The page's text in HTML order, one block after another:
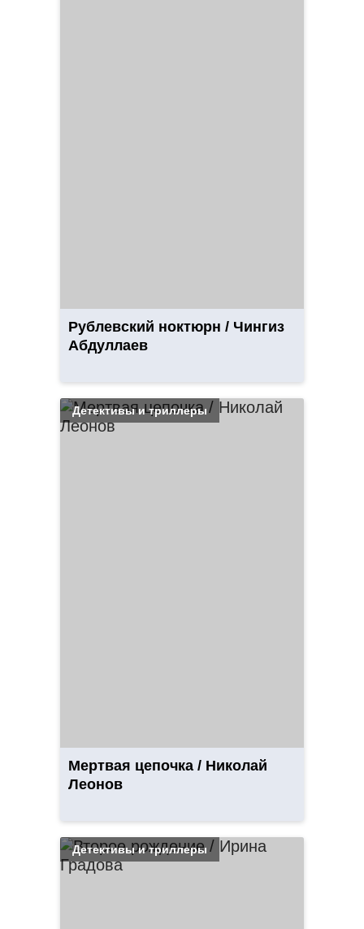
Рублевский ноктюрн / Чингиз
Абдуллаев
Детективы и триллеры
Мертвая цепочка / Николай
Леонов
Детективы и триллеры